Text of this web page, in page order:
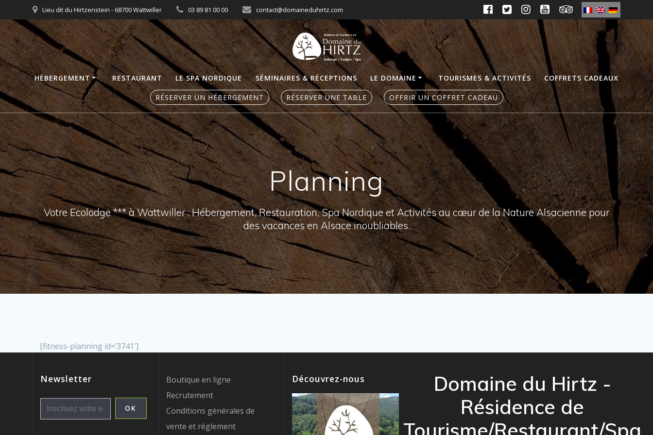
to
content
Lieu dit du Hirtzenstein - 68700 Wattwiller 03 89 81 00 00 contact@domaineduhirtz.com
HÉBERGEMENT RESTAURANT LE SPA NORDIQUE SÉMINAIRES & RÉCEPTIONS LE DOMAINE TOURISMES & ACTIVITÉS COFFRETS CADEAUX
RÉSERVER UN HÉBERGEMENT RÉSERVER UNE TABLE OFFRIR UN COFFRET CADEAU
Planning
Votre Ecolodge *** à Wattwiller : Hébergement, Restauration, Spa Nordique et Activités au cœur de la Nature Alsacienne pour
des vacances en Alsace inoubliables.
[fitness-planning id=’3741′]
Newsletter
Boutique en ligne
Recrutement
Conditions générales de
vente et règlement
Découvrez-nous
Domaine du Hirtz -
Résidence de
Tourisme/Restaurant/Spa